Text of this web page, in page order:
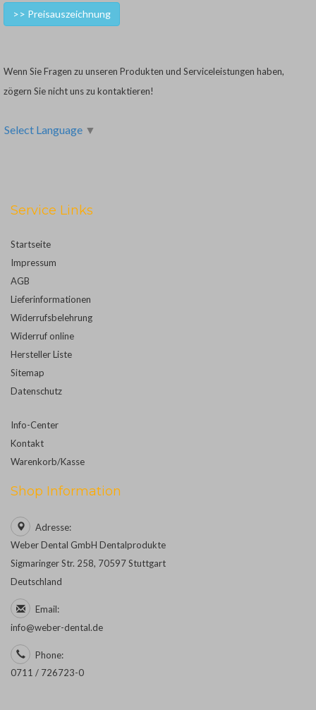
>> Preisauszeichnung
Wenn Sie Fragen zu unseren Produkten und Serviceleistungen haben,
zögern Sie nicht uns zu kontaktieren!
Select Language ▼
Service Links
Startseite
Impressum
AGB
Lieferinformationen
Widerrufsbelehrung
Widerruf online
Hersteller Liste
Sitemap
Datenschutz
Info-Center
Kontakt
Warenkorb/Kasse
Shop Information
Adresse:
Weber Dental GmbH Dentalprodukte
Sigmaringer Str. 258, 70597 Stuttgart
Deutschland
Email:
info@weber-dental.de
Phone:
0711 / 726723-0